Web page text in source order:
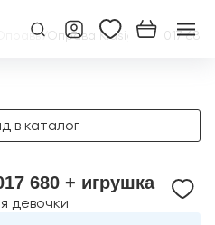
Оправы/Оправа Kidsight 77017 680
в каталог
680 + игрушка
девочки